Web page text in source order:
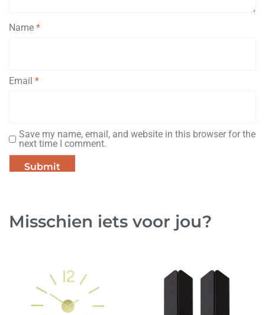
Name *
Email *
Save my name, email, and website in this browser for the
next time I comment.
Misschien iets voor jou?